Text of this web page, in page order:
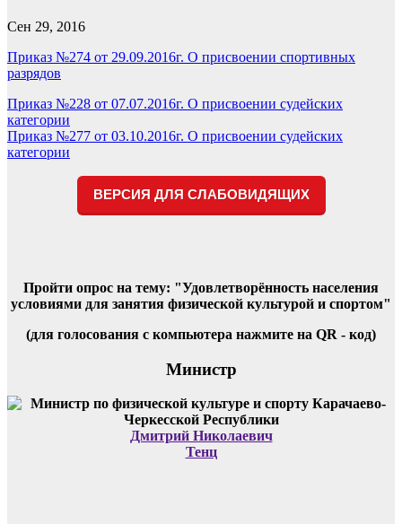
Сен 29, 2016
Приказ №274 от 29.09.2016г. О присвоении спортивных
разрядов
Навигация
по
записям
Приказ №228 от 07.07.2016г. О присвоении судейских
категории
Приказ №277 от 03.10.2016г. О присвоении судейских
категории
ВЕРСИЯ ДЛЯ СЛАБОВИДЯЩИХ
Пройти опрос на тему: "Удовлетворённость населения
условиями для занятия физической культурой и спортом"
(для голосования с компьютера нажмите на QR - код)
Министр
Дмитрий Николаевич
Тенц